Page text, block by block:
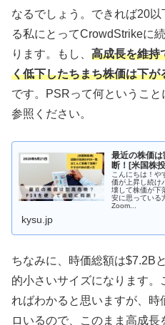
なるでしょう。できれば20
る私にとってCrowdStrikeに
ります。もし、 高成長を維持
く低下したちまち株価は下が
です。PSRって何というこ
参照ください。
最近の株価
断！[米国株
こんにちは！や
価が上昇し続け
壊して株価が下
安に思っている
Zoom...
kysu.jp
ちなみに、時価総額は$7.2B
的小さいサイズになります。
ればわかると思いますが、
ロいるので、このまま高成